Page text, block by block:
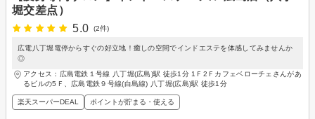
堀交差点）
5.0
(2件)
広電八丁堀電停からすぐの好立地！癒しの空間でインドエステを体感してみませんか
◎
アクセス：広島電鉄１号線 八丁堀(広島)駅 徒歩1分 1Ｆ2Ｆカフェベローチェさんがあ
るビルの5Ｆ、広島電鉄９号線(白島線) 八丁堀(広島)駅 徒歩1分
楽天スーパーDEAL ポイントが貯まる・使える